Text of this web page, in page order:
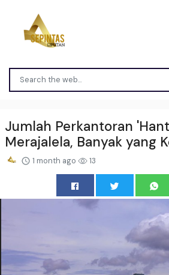
Jumlah Perkantoran
Merajalela, Banyak yang
1 month ago 13